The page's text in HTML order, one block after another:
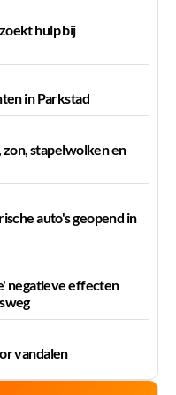
hulp bij
in Parkstad
stapelwolken en
auto's geopend in
negatieve effecten
vandalen